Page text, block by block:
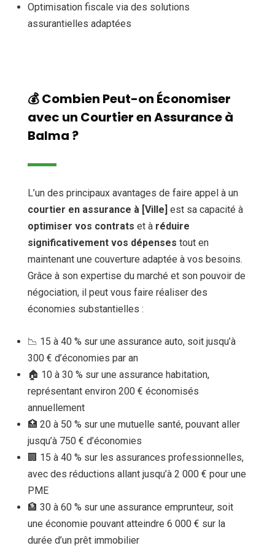
Optimisation fiscale via des solutions
assurantielles adaptées
💰 Combien Peut-on Économiser
avec un Courtier en Assurance à
Balma ?
L’un des principaux avantages de faire appel à un
courtier en assurance à [Ville] est sa capacité à
optimiser vos contrats et à réduire
significativement vos dépenses tout en
maintenant une couverture adaptée à vos besoins.
Grâce à son expertise du marché et son pouvoir de
négociation, il peut vous faire réaliser des
économies substantielles :
📉 15 à 40 % sur une assurance auto, soit jusqu’à
300 € d’économies par an
🏠 10 à 30 % sur une assurance habitation,
représentant environ 200 € économisés
annuellement
🏥 20 à 50 % sur une mutuelle santé, pouvant aller
jusqu’à 750 € d’économies
🏢 15 à 40 % sur les assurances professionnelles,
avec des réductions allant jusqu’à 2 000 € pour une
PME
🏦 30 à 60 % sur une assurance emprunteur, soit
une économie pouvant atteindre 6 000 € sur la
durée d’un prêt immobilier